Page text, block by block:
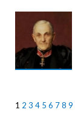
1 2 3 4 5 6 78 9